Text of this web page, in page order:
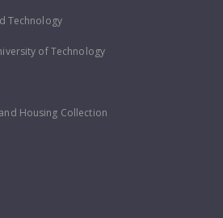
Technology
of Technology
Housing Collection